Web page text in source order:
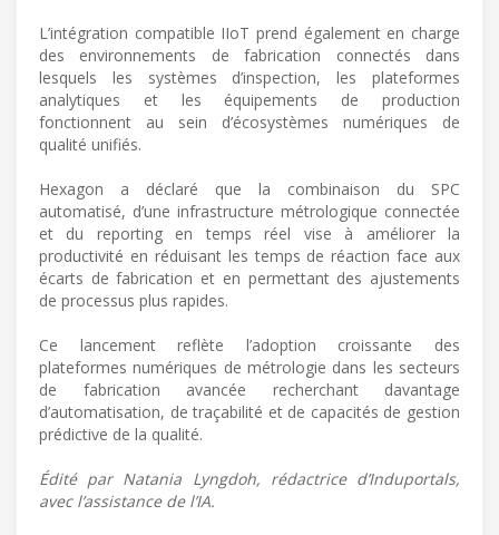
L’intégration compatible IIoT prend également en charge
des environnements de fabrication connectés dans
lesquels les systèmes d’inspection, les plateformes
analytiques et les équipements de production
fonctionnent au sein d’écosystèmes numériques de
qualité unifiés.
Hexagon a déclaré que la combinaison du SPC
automatisé, d’une infrastructure métrologique connectée
et du reporting en temps réel vise à améliorer la
productivité en réduisant les temps de réaction face aux
écarts de fabrication et en permettant des ajustements
de processus plus rapides.
Ce lancement reflète l’adoption croissante des
plateformes numériques de métrologie dans les secteurs
de fabrication avancée recherchant davantage
d’automatisation, de traçabilité et de capacités de gestion
prédictive de la qualité.
Édité par Natania Lyngdoh, rédactrice d’Induportals,
avec l’assistance de l’IA.